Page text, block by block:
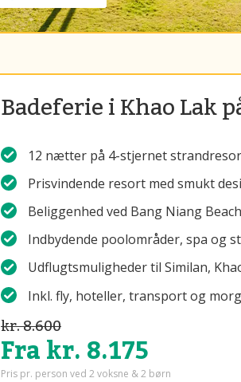
Badeferie i Khao Lak
12 nætter på 4-stjernet
Prisvindende resort med smukt
Beliggenhed ved Bang Niang
Indbydende poolområder, spa og
Udflugtsmuligheder til Similan,
Inkl. fly, hoteller, transport og
kr. 8.600
Fra kr. 8.175
Pris pr. person ved 2 voksne & 2 børn